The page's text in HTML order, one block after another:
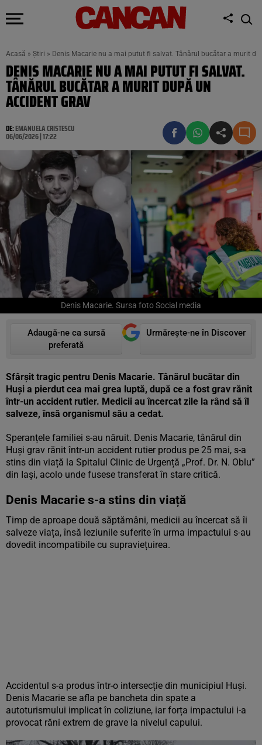
Acasă » Știri » Denis Macarie nu a mai putut fi salvat. Tânărul bucătar a murit
DENIS MACARIE NU A MAI PUTUT FI SALVAT.
TÂNĂRUL BUCĂTAR A MURIT DUPĂ UN
ACCIDENT GRAV
DE:EMANUELA CRISTESCU
06/06/2026 | 17:22
Denis Macarie. Sursa foto Social media
Adaugă-ne ca sursă
preferată
Urmărește-ne în Discover
Sfârșit tragic pentru Denis Macarie. Tânărul bucătar din
Huși a pierdut cea mai grea luptă, după ce a fost grav rănit
într-un accident rutier. Medicii au încercat zile la rând să îl
salveze, însă organismul său a cedat.
Speranțele familiei s-au năruit. Denis Macarie, tânărul din
Huși grav rănit într-un accident rutier produs pe 25 mai, s-a
stins din viață la Spitalul Clinic de Urgență „Prof. Dr. N. Oblu”
din Iași, acolo unde fusese transferat în stare critică.
Denis Macarie s-a stins din viață
Timp de aproape două săptămâni, medicii au încercat să îi
salveze viața, însă leziunile suferite în urma impactului s-au
dovedit incompatibile cu supraviețuirea.
Accidentul s-a produs într-o intersecție din municipiul Huși.
Denis Macarie se afla pe bancheta din spate a
autoturismului implicat în coliziune, iar forța impactului i-a
provocat răni extrem de grave la nivelul capului.